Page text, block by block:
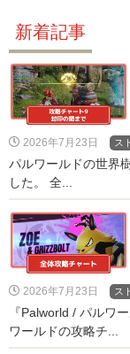
新着記事
2026年7月23日 ス
パルワールドの世界
した。 全...
2026年7月23日 ス
『Palworld / パルワ
ワールドの攻略チ...